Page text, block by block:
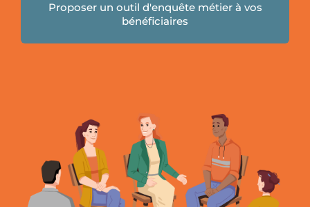
Proposer un outil d'enquête métier à vos
bénéficiaires